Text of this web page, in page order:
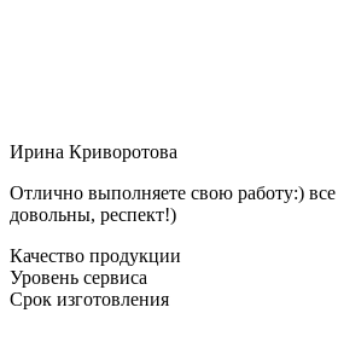
Ирина Криворотова
Отлично выполняете свою работу:) все
довольны, респект!)
Качество продукции
Уровень сервиса
Срок изготовления